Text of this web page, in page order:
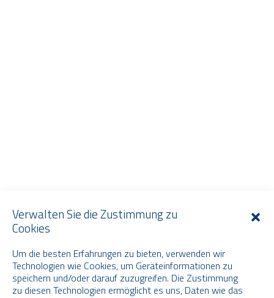
Verwalten Sie die Zustimmung zu
Cookies
Um die besten Erfahrungen zu bieten, verwenden wir
Technologien wie Cookies, um Geräteinformationen zu
speichern und/oder darauf zuzugreifen. Die Zustimmung
zu diesen Technologien ermöglicht es uns, Daten wie das